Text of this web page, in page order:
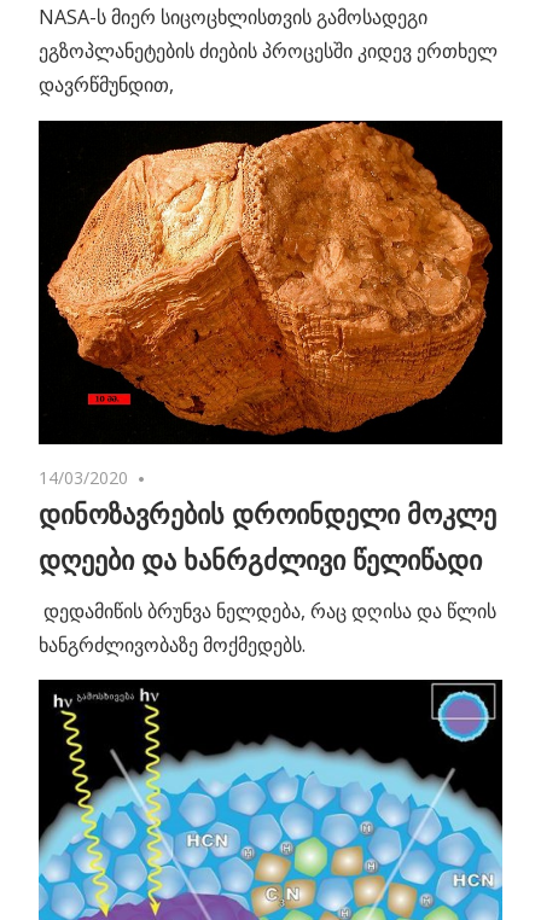
NASA-ს მიერ სიცოცხლისთვის გამოსადეგი
ეგზოპლანეტების ძიების პროცესში კიდევ ერთხელ
დავრწმუნდით,
14/03/2020
დინოზავრების დროინდელი მოკლე
დღეები და ხანრგძლივი წელიწადი
დედამიწის ბრუნვა ნელდება, რაც დღისა და წლის
ხანგრძლივობაზე მოქმედებს.